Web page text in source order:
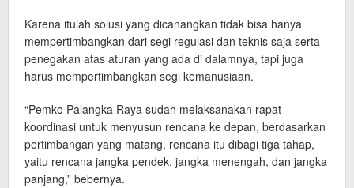
Karena itulah solusi yang dicanangkan tidak bisa hanya
mempertimbangkan dari segi regulasi dan teknis saja serta
penegakan atas aturan yang ada di dalamnya, tapi juga
harus mempertimbangkan segi kemanusiaan.
“Pemko Palangka Raya sudah melaksanakan rapat
koordinasi untuk menyusun rencana ke depan, berdasarkan
pertimbangan yang matang, rencana itu dibagi tiga tahap,
yaitu rencana jangka pendek, jangka menengah, dan jangka
panjang,” bebernya.